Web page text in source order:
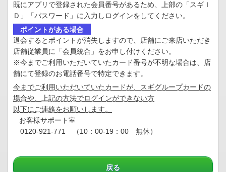
既にアプリで登録された会員番号があるため、上部の「スギＩ
Ｄ」「パスワード」に入力しログインをしてください。
ポイントがある場合
退会するとポイントが消失しますので、店舗にご来店いただき
店舗従業員に「会員統合」をお申し付けください。
※今までご利用いただいていたカード番号が不明な場合は、店
舗にて登録のお電話番号で特定できます。
今までご利用いただいていたカードが、スギグループカードの
場合や、上記の方法でログインができない方
以下にご連絡をお願いします。
お客様サポート室
0120-921-771 （10：00-19：00 無休）
戻る